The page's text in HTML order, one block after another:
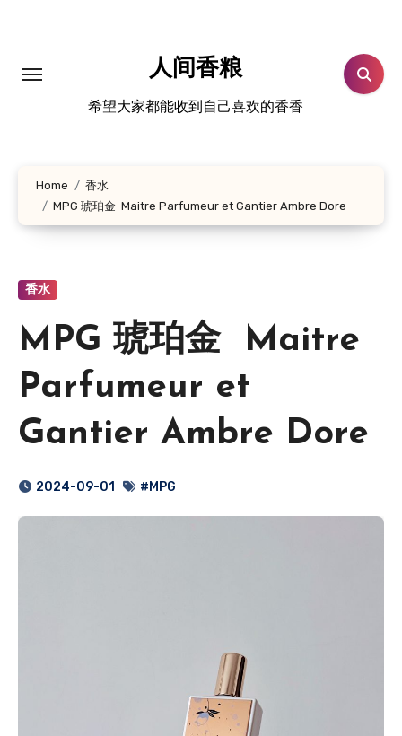
人间香粮
希望大家都能收到自己喜欢的香香
Home
香水
MPG 琥珀金 Maitre Parfumeur et Gantier Ambre Dore
香水
MPG 琥珀金 Maitre
Parfumeur et
Gantier Ambre Dore
2024-09-01 #MPG